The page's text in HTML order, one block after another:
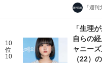
「週
10
位
10
「生理
自らの
ャニー
（22）